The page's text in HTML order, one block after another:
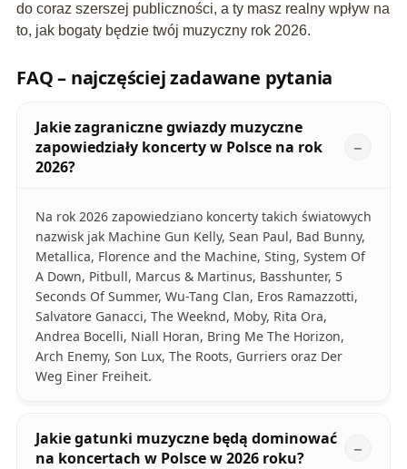
do coraz szerszej publiczności, a ty masz realny wpływ na
to, jak bogaty będzie twój muzyczny rok 2026.
FAQ – najczęściej zadawane pytania
Jakie zagraniczne gwiazdy muzyczne
zapowiedziały koncerty w Polsce na rok
2026?
Na rok 2026 zapowiedziano koncerty takich światowych
nazwisk jak Machine Gun Kelly, Sean Paul, Bad Bunny,
Metallica, Florence and the Machine, Sting, System Of
A Down, Pitbull, Marcus & Martinus, Basshunter, 5
Seconds Of Summer, Wu-Tang Clan, Eros Ramazzotti,
Salvatore Ganacci, The Weeknd, Moby, Rita Ora,
Andrea Bocelli, Niall Horan, Bring Me The Horizon,
Arch Enemy, Son Lux, The Roots, Gurriers oraz Der
Weg Einer Freiheit.
Jakie gatunki muzyczne będą dominować
na koncertach w Polsce w 2026 roku?